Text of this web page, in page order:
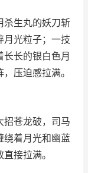
杀生丸的妖刀斩
月光粒子；一技
长的银白色月
压迫感拉满。
招苍龙破，司马
绕着月光和幽蓝
接拉满。